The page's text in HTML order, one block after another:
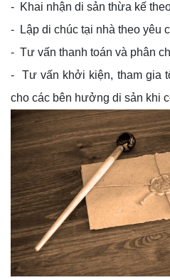
- Khai nhận di sản thừa kế
- Lập di chúc tại nhà theo yêu
- Tư vấn thanh toán và phân
- Tư vấn khởi kiện, tham gia
cho các bên hưởng di sản khi